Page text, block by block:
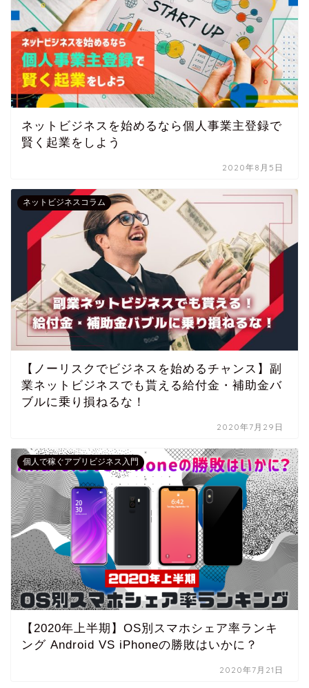
ネットビジネスを始めるなら個人事業主登録で
賢く起業をしよう
2020年8月5日
ネットビジネスコラム
【ノーリスクでビジネスを始めるチャンス】副
業ネットビジネスでも貰える給付金・補助金バ
ブルに乗り損ねるな！
2020年7月29日
個人で稼ぐアプリビジネス入門
【2020年上半期】OS別スマホシェア率ランキ
ング Android VS iPhoneの勝敗はいかに？
2020年7月21日